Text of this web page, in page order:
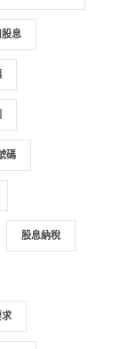
股息
碼
股息納稅
求